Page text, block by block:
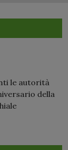
le autorità
della